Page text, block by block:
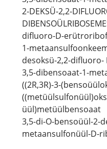
2-DEKSÜ-2,2-
difluoro-D-
1-
desoksü-2,2-
3,5-dibensoaat-1-
((2R,3R)-3-
üül)metüülbensoaat
3,5-di-O-bensoüül-2-
metaansulfonüül-D-